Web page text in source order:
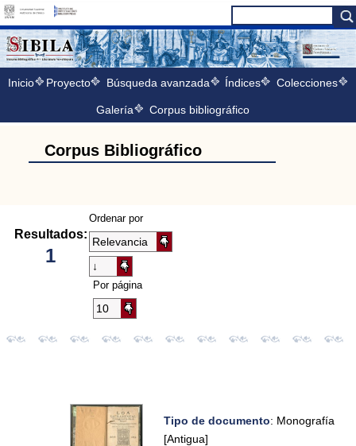
Inicio Proyecto Búsqueda avanzada Índices Colecciones
Galería Corpus bibliográfico
Corpus Bibliográfico
Resultados:
1
Ordenar por
Por página
Tipo de documento: Monografía
[Antigua]